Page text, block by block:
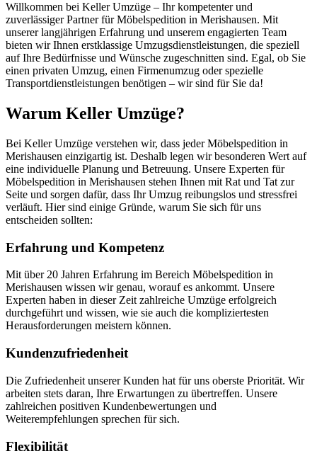
Willkommen bei Keller Umzüge – Ihr kompetenter und
zuverlässiger Partner für Möbelspedition in Merishausen. Mit
unserer langjährigen Erfahrung und unserem engagierten Team
bieten wir Ihnen erstklassige Umzugsdienstleistungen, die speziell
auf Ihre Bedürfnisse und Wünsche zugeschnitten sind. Egal, ob Sie
einen privaten Umzug, einen Firmenumzug oder spezielle
Transportdienstleistungen benötigen – wir sind für Sie da!
Warum Keller Umzüge?
Bei Keller Umzüge verstehen wir, dass jeder Möbelspedition in
Merishausen einzigartig ist. Deshalb legen wir besonderen Wert auf
eine individuelle Planung und Betreuung. Unsere Experten für
Möbelspedition in Merishausen stehen Ihnen mit Rat und Tat zur
Seite und sorgen dafür, dass Ihr Umzug reibungslos und stressfrei
verläuft. Hier sind einige Gründe, warum Sie sich für uns
entscheiden sollten:
Erfahrung und Kompetenz
Mit über 20 Jahren Erfahrung im Bereich Möbelspedition in
Merishausen wissen wir genau, worauf es ankommt. Unsere
Experten haben in dieser Zeit zahlreiche Umzüge erfolgreich
durchgeführt und wissen, wie sie auch die kompliziertesten
Herausforderungen meistern können.
Kundenzufriedenheit
Die Zufriedenheit unserer Kunden hat für uns oberste Priorität. Wir
arbeiten stets daran, Ihre Erwartungen zu übertreffen. Unsere
zahlreichen positiven Kundenbewertungen und
Weiterempfehlungen sprechen für sich.
Flexibilität